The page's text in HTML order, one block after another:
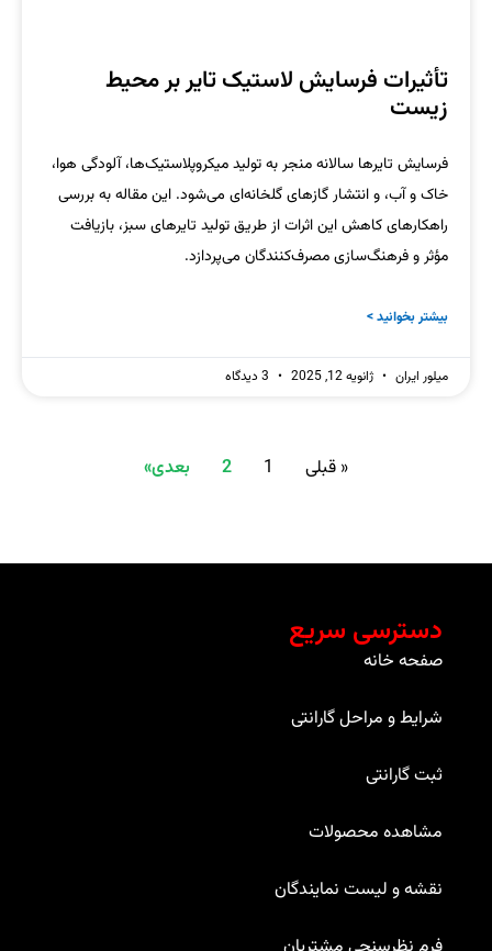
تأثیرات فرسایش لاستیک تایر بر محیط
زیست
فرسایش تایرها سالانه منجر به تولید میکروپلاستیک‌ها، آلودگی هوا،
خاک و آب، و انتشار گازهای گلخانه‌ای می‌شود. این مقاله به بررسی
راهکارهای کاهش این اثرات از طریق تولید تایرهای سبز، بازیافت
مؤثر و فرهنگ‌سازی مصرف‌کنندگان می‌پردازد.
بیشتر بخوانید >
میلور ایران ژانویه 12, 2025
« قبلی 1
2 بعدی»
دسترسی سریع
صفحه خانه
شرایط و مراحل گارانتی
ثبت گارانتی
مشاهده محصولات
نقشه و لیست نمایندگان